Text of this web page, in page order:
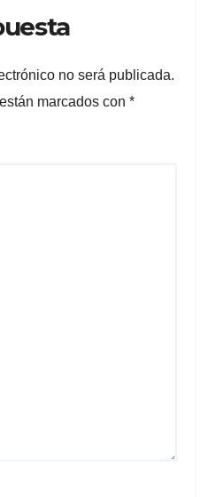
no será publicada.
marcados con *